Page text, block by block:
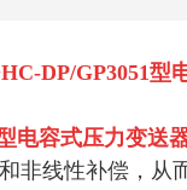
DP/GP3051型
电容式压力变送
非线性补偿，从